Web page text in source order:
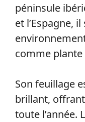
péninsule
et l’Espagne,
comme
Son feuillage
brillant,
toute l’année.